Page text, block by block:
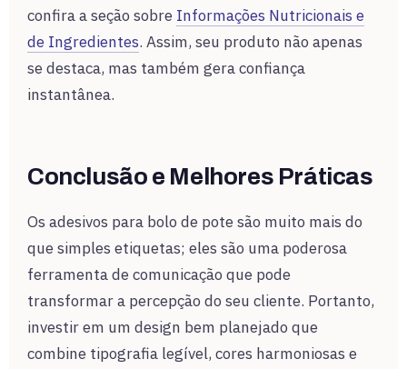
confira a seção sobre Informações Nutricionais e
de Ingredientes. Assim, seu produto não apenas
se destaca, mas também gera confiança
instantânea.
Conclusão e Melhores Práticas
Os adesivos para bolo de pote são muito mais do
que simples etiquetas; eles são uma poderosa
ferramenta de comunicação que pode
transformar a percepção do seu cliente. Portanto,
investir em um design bem planejado que
combine tipografia legível, cores harmoniosas e